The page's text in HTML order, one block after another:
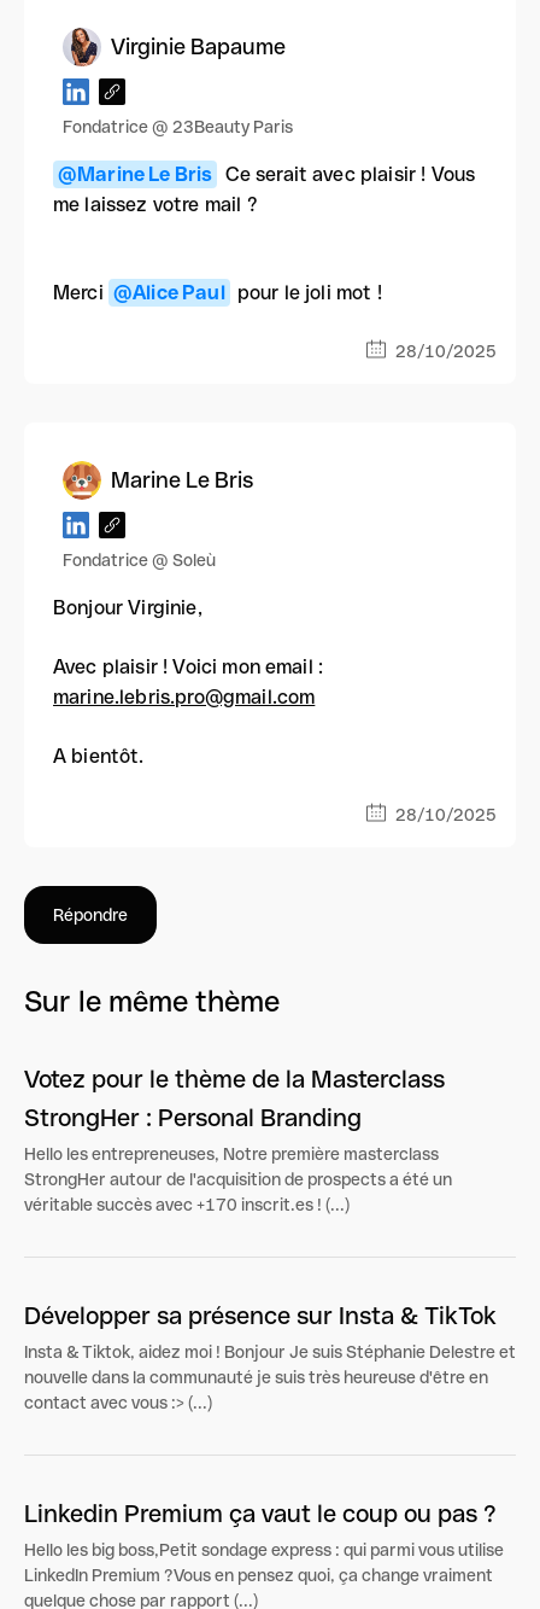
Virginie Bapaume
Fondatrice @ 23Beauty Paris
@Marine Le Bris Ce serait avec plaisir ! Vous
me laissez votre mail ?
Merci @Alice Paul pour le joli mot !
28/10/2025
Marine Le Bris
Fondatrice @ Soleù
Bonjour Virginie,
Avec plaisir ! Voici mon email :
marine.lebris.pro@gmail.com
A bientôt.
28/10/2025
Répondre
Sur le même thème
Votez pour le thème de la Masterclass
StrongHer : Personal Branding
Hello les entrepreneuses, Notre première masterclass
StrongHer autour de l'acquisition de prospects a été un
véritable succès avec +170 inscrit.es ! (...)
Développer sa présence sur Insta & TikTok
Insta & Tiktok, aidez moi ! Bonjour Je suis Stéphanie Delestre et
nouvelle dans la communauté je suis très heureuse d'être en
contact avec vous :> (...)
Linkedin Premium ça vaut le coup ou pas ?
Hello les big boss,Petit sondage express : qui parmi vous utilise
LinkedIn Premium ?Vous en pensez quoi, ça change vraiment
quelque chose par rapport (...)